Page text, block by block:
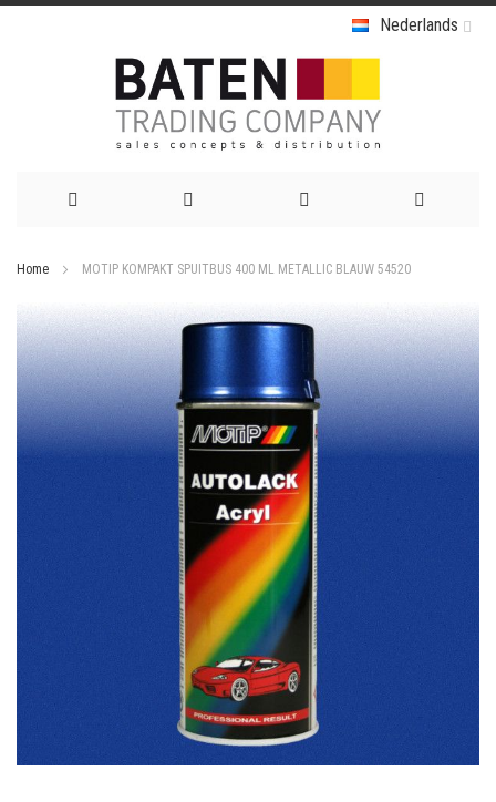
Nederlands
de
inhoud
Home MOTIP KOMPAKT SPUITBUS 400 ML METALLIC BLAUW 54520
Ga
naar
het
einde
van
de
afbeeldingen-